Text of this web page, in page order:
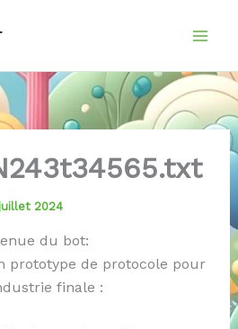
2024
du bot:
prototype de protocole pour
finale :